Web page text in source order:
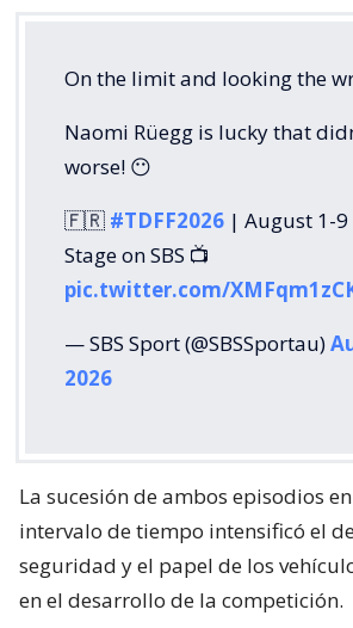
On the limit and looking the
Naomi Rüegg is lucky that
worse! 😶
🇫🇷 #TDFF2026 | August 1-
Stage on SBS 📺
pic.twitter.com/
— SBS Sport (@SBSSportau)
2026
La sucesión de ambos episodios
intervalo de tiempo intensificó el
seguridad y el papel de los
en el desarrollo de la competición.